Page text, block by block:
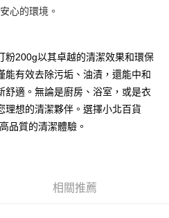
才付款」的支付方式。 讓您購物簡單
、不需儲值。
，即可結帳。
後，即可完成結帳。
)免運費
心的環境。
粉200g以其卓越的清潔效果和環保
能有效去除污垢、油漬，還能中和
舒適。無論是廚房、浴室，或是衣
理想的清潔夥伴。選擇小北百貨
品質的清潔體驗。
相關推薦